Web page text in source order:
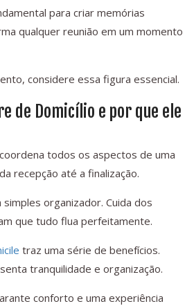
para criar memórias
qualquer reunião em um momento
considere essa figura essencial.
de Domicílio e por que ele
todos os aspectos de uma
recepção até a finalização.
organizador. Cuida dos
que tudo flua perfeitamente.
traz uma série de benefícios.
tranquilidade e organização.
conforto e uma experiência